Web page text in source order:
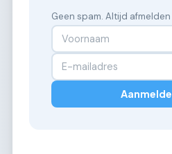
Geen spam. Altijd afmelden